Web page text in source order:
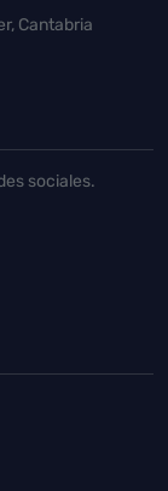
Cantabria
sociales.